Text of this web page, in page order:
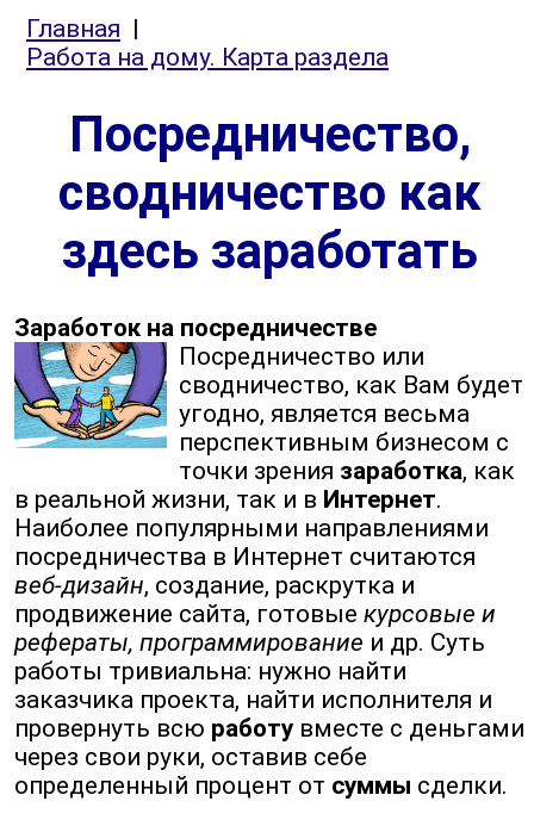
Главная |
Работа на дому. Карта раздела
Посредничество,
сводничество как
здесь заработать
Заработок на посредничестве
Посредничество или
сводничество, как Вам будет
угодно, является весьма
перспективным бизнесом с
точки зрения заработка, как
в реальной жизни, так и в Интернет.
Наиболее популярными направлениями
посредничества в Интернет считаются
веб-дизайн, создание, раскрутка и
продвижение сайта, готовые курсовые и
рефераты, программирование и др. Суть
работы тривиальна: нужно найти
заказчика проекта, найти исполнителя и
провернуть всю работу вместе с деньгами
через свои руки, оставив себе
определенный процент от суммы сделки.